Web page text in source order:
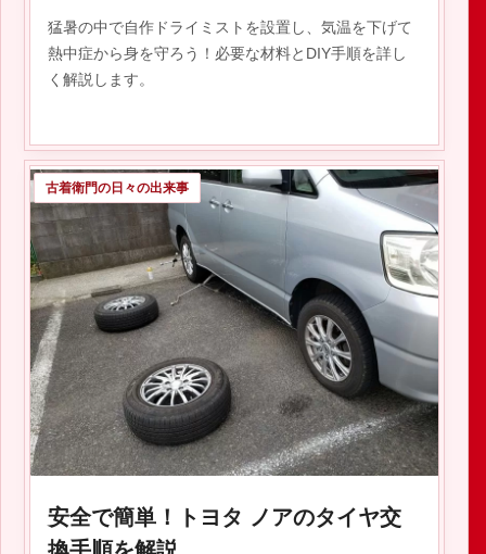
猛暑の中で自作ドライミストを設置し、気温を下げて
熱中症から身を守ろう！必要な材料とDIY手順を詳し
く解説します。
古着衛門の日々の出来事
安全で簡単！トヨタ ノアのタイヤ交
換手順を解説